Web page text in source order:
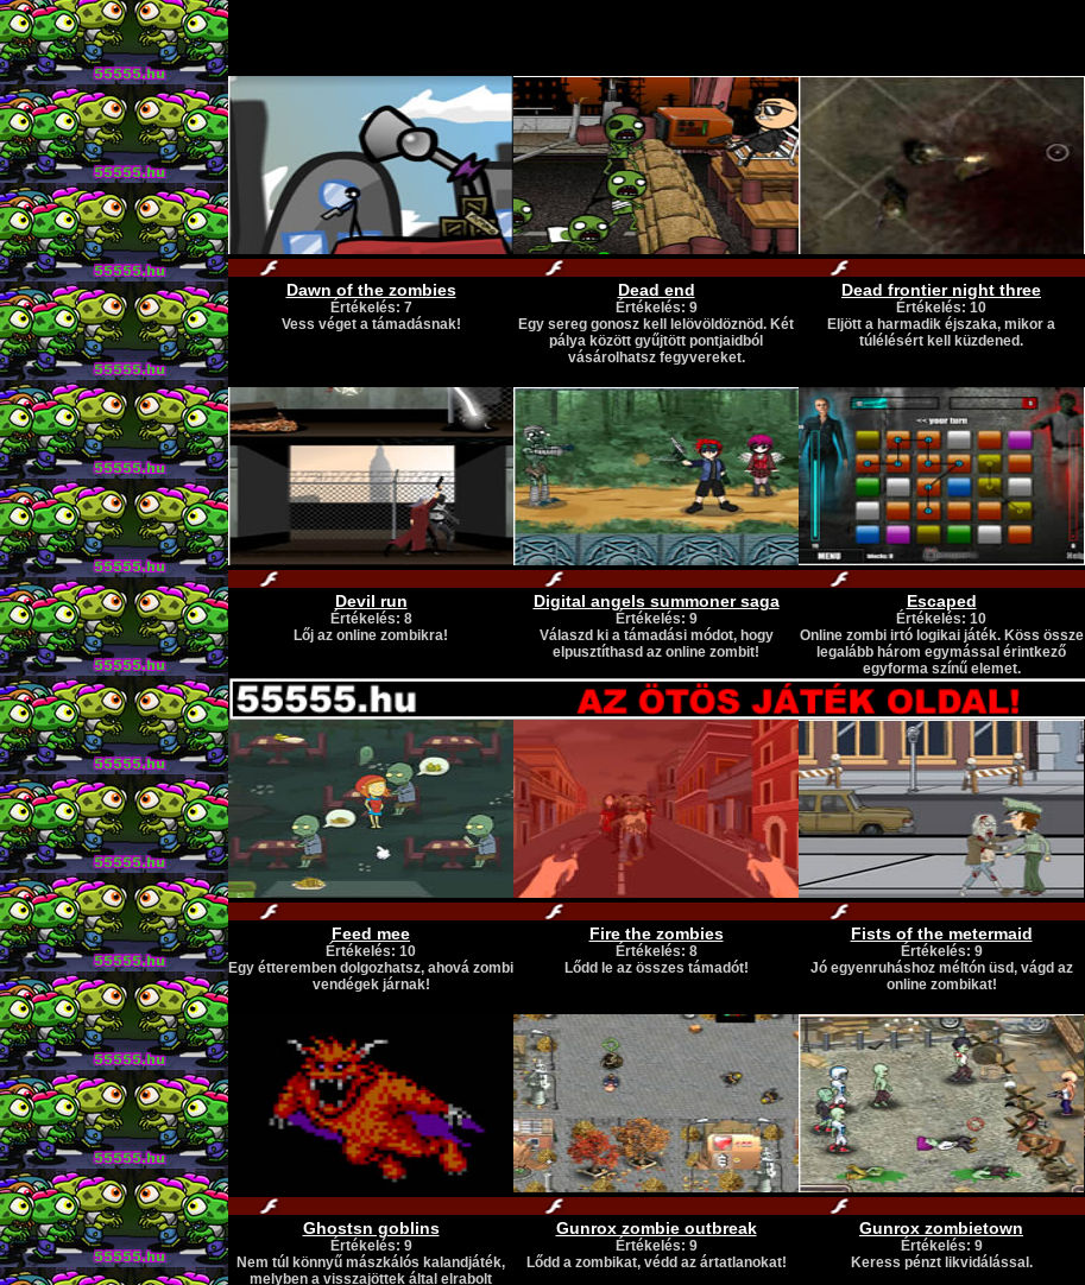
Dawn of the zombies
Értékelés: 7
Vess véget a támadásnak!
Dead end
Értékelés: 9
Egy sereg gonosz kell lelövöldöznöd. Két
pálya között gyűjtött pontjaidból
vásárolhatsz fegyvereket.
Dead frontier night three
Értékelés: 10
Eljött a harmadik éjszaka, mikor a
túlélésért kell küzdened.
Devil run
Értékelés: 8
Lőj az online zombikra!
Digital angels summoner saga
Értékelés: 9
Válaszd ki a támadási módot, hogy
elpusztíthasd az online zombit!
Escaped
Értékelés: 10
Online zombi irtó logikai játék. Köss össze
legalább három egymással érintkező
egyforma színű elemet.
Feed mee
Értékelés: 10
Egy étteremben dolgozhatsz, ahová zombi
vendégek járnak!
Fire the zombies
Értékelés: 8
Lődd le az összes támadót!
Fists of the metermaid
Értékelés: 9
Jó egyenruháshoz méltón üsd, vágd az
online zombikat!
Ghostsn goblins
Értékelés: 9
Nem túl könnyű mászkálós kalandjáték,
melyben a visszajöttek által elrabolt
Gunrox zombie outbreak
Értékelés: 9
Lődd a zombikat, védd az ártatlanokat!
Gunrox zombietown
Értékelés: 9
Keress pénzt likvidálással.